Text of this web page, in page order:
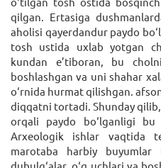
qilgan. Ertasiga
aholisi qayerdandur paydo
tosh ustida uxlab yotgan
kundan e’tiboran, bu
boshlashgan va uni shahar
o‘rnida hurmat qilishgan.
diqqatni tortadi. Shunday
orqali paydo bo‘lganligi
Arxeologik ishlar vaqtida
marotaba harbiy buyumlar
dubulg‘alar, o‘q uchlari va